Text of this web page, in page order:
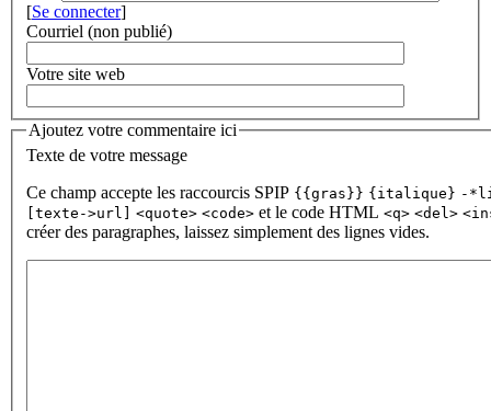
[Se connecter]
Courriel (non publié)
Votre site web
Ajoutez votre commentaire ici
Texte de votre message
Ce champ accepte les raccourcis SPIP {{gras}} {italique} -
[texte->url]
<quote> <code> et le code HTML <q> <del>
créer des paragraphes, laissez simplement des lignes vides.